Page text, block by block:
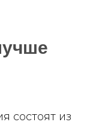
состоят из